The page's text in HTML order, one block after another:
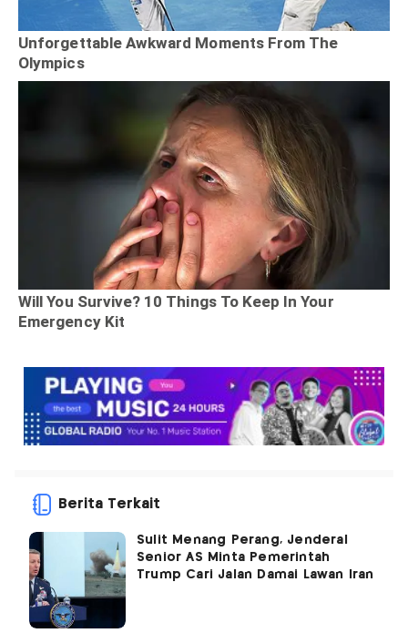
Berita Terkait
Sulit Menang Perang, Jenderal
Senior AS Minta Pemerintah
Trump Cari Jalan Damai Lawan Iran